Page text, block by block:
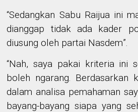
“Sedangkan Sabu Raijua ini
dianggap tidak ada kader
diusung oleh partai Nasdem”.
“Nah, saya pakai kriteria ini
boleh ngarang. Berdasarkan
dalam analisa pemahaman
bayang-bayangsiapa yang